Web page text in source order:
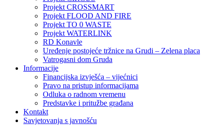
Projekt CROSSMART
Projekt FLOOD AND FIRE
Projekt TO 0 WASTE
Projekt WATERLINK
RD Konavle
Uređenje postojeće tržnice na Grudi – Zelena placa
Vatrogasni dom Gruda
Informacije
Financijska izvješća – vijećnici
Pravo na pristup informacijama
Odluka o radnom vremenu
Predstavke i pritužbe građana
Kontakt
Savjetovanja s javnošću